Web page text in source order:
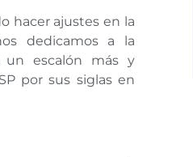
hacer ajustes en la
dedicamos a la
un escalón más y
por sus siglas en